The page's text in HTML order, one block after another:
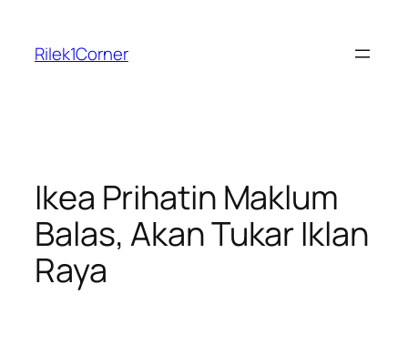
content
Rilek1Corner
Ikea Prihatin Maklum
Balas, Akan Tukar Iklan
Raya